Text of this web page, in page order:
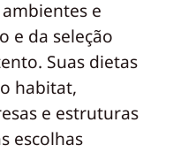
e
e da seleção
Suas dietas
habitat,
e estruturas
escolhas